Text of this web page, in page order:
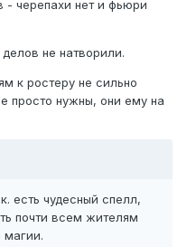
- черепахи нет и фьюри
не натворили.
к ростеру не сильно
просто нужны, они ему на
есть чудесный спелл,
почти всем жителям
магии.